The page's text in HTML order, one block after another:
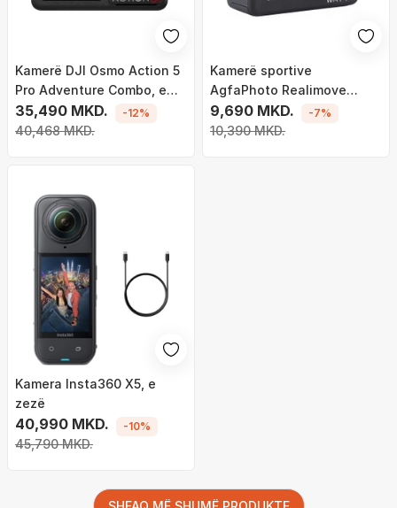
Kamerë DJI Osmo Action 5
Pro Adventure Combo, e
zezë
35,490 MKD.
40,468 MKD.
-12%
Kamerë sportive
AgfaPhoto Realimove
AC9000, 4K Ultra HD, Wi‑Fi,
e zezë
9,690 MKD.
10,390 MKD.
-7%
Kamera Insta360 X5, e
zezë
40,990 MKD.
45,790 MKD.
-10%